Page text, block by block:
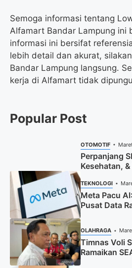
Semoga informasi tentang
Alfamart Bandar Lampung ini
informasi ini bersifat
lebih detail dan akurat,
Bandar Lampung langsung.
kerja di Alfamart tidak
Popular Post
OTOMOTIF
Perpanjang
Kesehatan,
TEKNOLOGI
Meta Pacu
Pusat Data
OLAHRAGA
Timnas Voli
Ramaikan